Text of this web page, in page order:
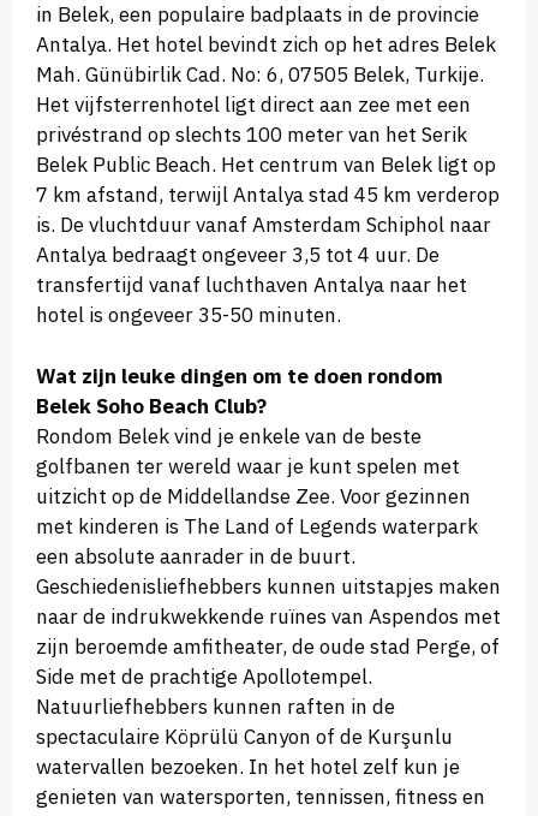
in Belek, een populaire badplaats in de provincie
Antalya. Het hotel bevindt zich op het adres Belek
Mah. Günübirlik Cad. No: 6, 07505 Belek, Turkije.
Het vijfsterrenhotel ligt direct aan zee met een
privéstrand op slechts 100 meter van het Serik
Belek Public Beach. Het centrum van Belek ligt op
7 km afstand, terwijl Antalya stad 45 km verderop
is. De vluchtduur vanaf Amsterdam Schiphol naar
Antalya bedraagt ongeveer 3,5 tot 4 uur. De
transfertijd vanaf luchthaven Antalya naar het
hotel is ongeveer 35-50 minuten.
Wat zijn leuke dingen om te doen rondom
Belek Soho Beach Club?
Rondom Belek vind je enkele van de beste
golfbanen ter wereld waar je kunt spelen met
uitzicht op de Middellandse Zee. Voor gezinnen
met kinderen is The Land of Legends waterpark
een absolute aanrader in de buurt.
Geschiedenisliefhebbers kunnen uitstapjes maken
naar de indrukwekkende ruïnes van Aspendos met
zijn beroemde amfitheater, de oude stad Perge, of
Side met de prachtige Apollotempel.
Natuurliefhebbers kunnen raften in de
spectaculaire Köprülü Canyon of de Kurşunlu
watervallen bezoeken. In het hotel zelf kun je
genieten van watersporten, tennissen, fitness en